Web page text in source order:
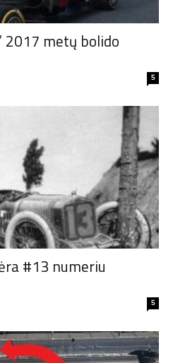
2017 metų bolido
5
#13 numeriu
5